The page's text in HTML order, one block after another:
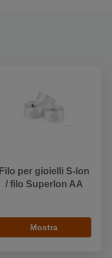
Filo per gioielli S-lon
/ filo Superlon AA
Mostra